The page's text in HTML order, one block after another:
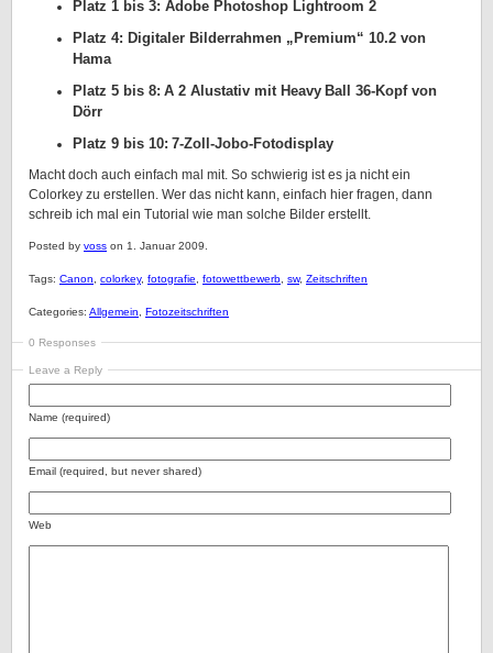
Platz 1 bis 3: Adobe Photoshop Lightroom 2
Platz 4: Digitaler Bilderrahmen „Premium“ 10.2 von
Hama
Platz 5 bis 8: A 2 Alustativ mit Heavy Ball 36-Kopf von
Dörr
Platz 9 bis 10: 7-Zoll-Jobo-Fotodisplay
Macht doch auch einfach mal mit. So schwierig ist es ja nicht ein
Colorkey zu erstellen. Wer das nicht kann, einfach hier fragen, dann
schreib ich mal ein Tutorial wie man solche Bilder erstellt.
Posted by voss on 1. Januar 2009.
Tags: Canon colorkey, fotografie fotowettbewerb sw, Zeitschriften
Categories: Allgemein Fotozeitschriften
0 Responses
Leave a Reply
Name (required)
Email (required, but never shared)
Web